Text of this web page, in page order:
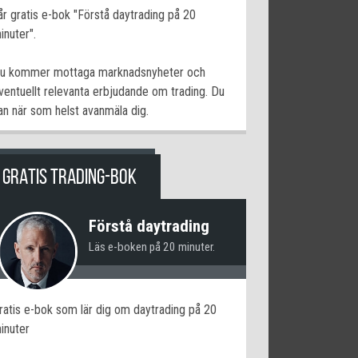
gratis e-bok "Förstå daytrading på 20
kommer mottaga marknadsnyheter och
relevanta erbjudande om trading. Du
när som helst avanmäla dig.
GRATIS TRADING-BOK
Förstå daytrading
Läs e-boken på 20 minuter.
e-bok som lär dig om daytrading på 20